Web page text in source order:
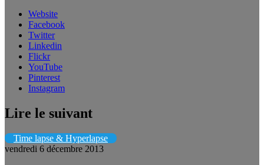
Website
Facebook
Twitter
Linkedin
Flickr
YouTube
Pinterest
Instagram
Lire le suivant
Time lapse & Hyperlapse
vendredi 6 décembre 2013